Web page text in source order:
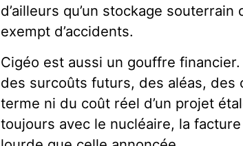
d’ailleurs qu’un stockage
exempt d’accidents.
Cigéo est aussi un gouffre
des surcoûts futurs, des aléas, des
terme ni du coût réel d’un projet
toujours avec le nucléaire, la